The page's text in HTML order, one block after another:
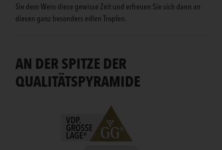
Sie dem Wein diese gewisse Zeit und erfreuen Sie sich dann an
diesen ganz besonders edlen Tropfen.
AN DER SPITZE DER
QUALITÄTSPYRAMIDE